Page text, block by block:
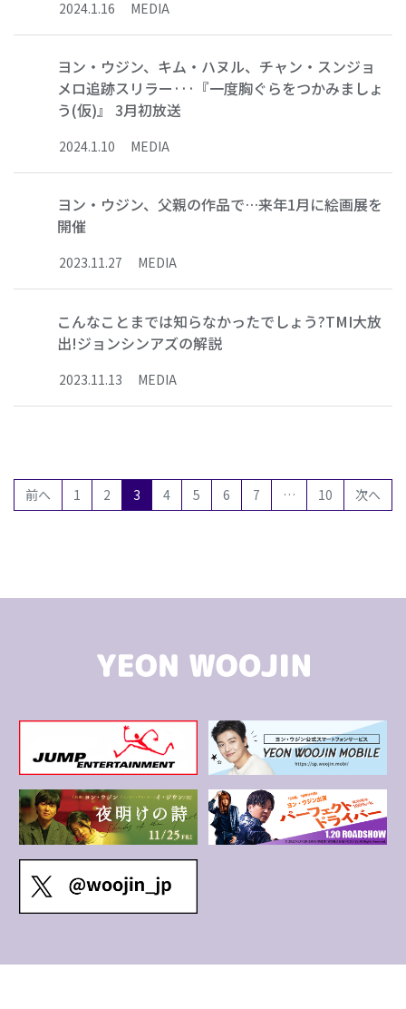
2024.1 .16 MEDIA
ヨン・ウジン、キム・ハヌル、チャン・スンジョ
メロ追跡スリラー···『一度胸ぐらをつかみましょ
う(仮)』 3月初放送
2024.1.10 MEDIA
ヨン・ウジン、父親の作品で…来年1月に絵画展を
開催
2023.11.27 MEDIA
こんなことまでは知らなかったでしょう?TMI大放
出!ジョンシンアズの解説
2023.11 .13 MEDIA
前へ 1 2 3 (current)
4 5 6 7 … 10 次へ